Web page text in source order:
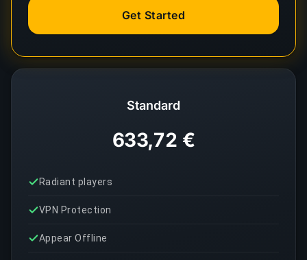
Standard
633,72 €
Radiant players
VPN Protection
Appear Offline
Get Started